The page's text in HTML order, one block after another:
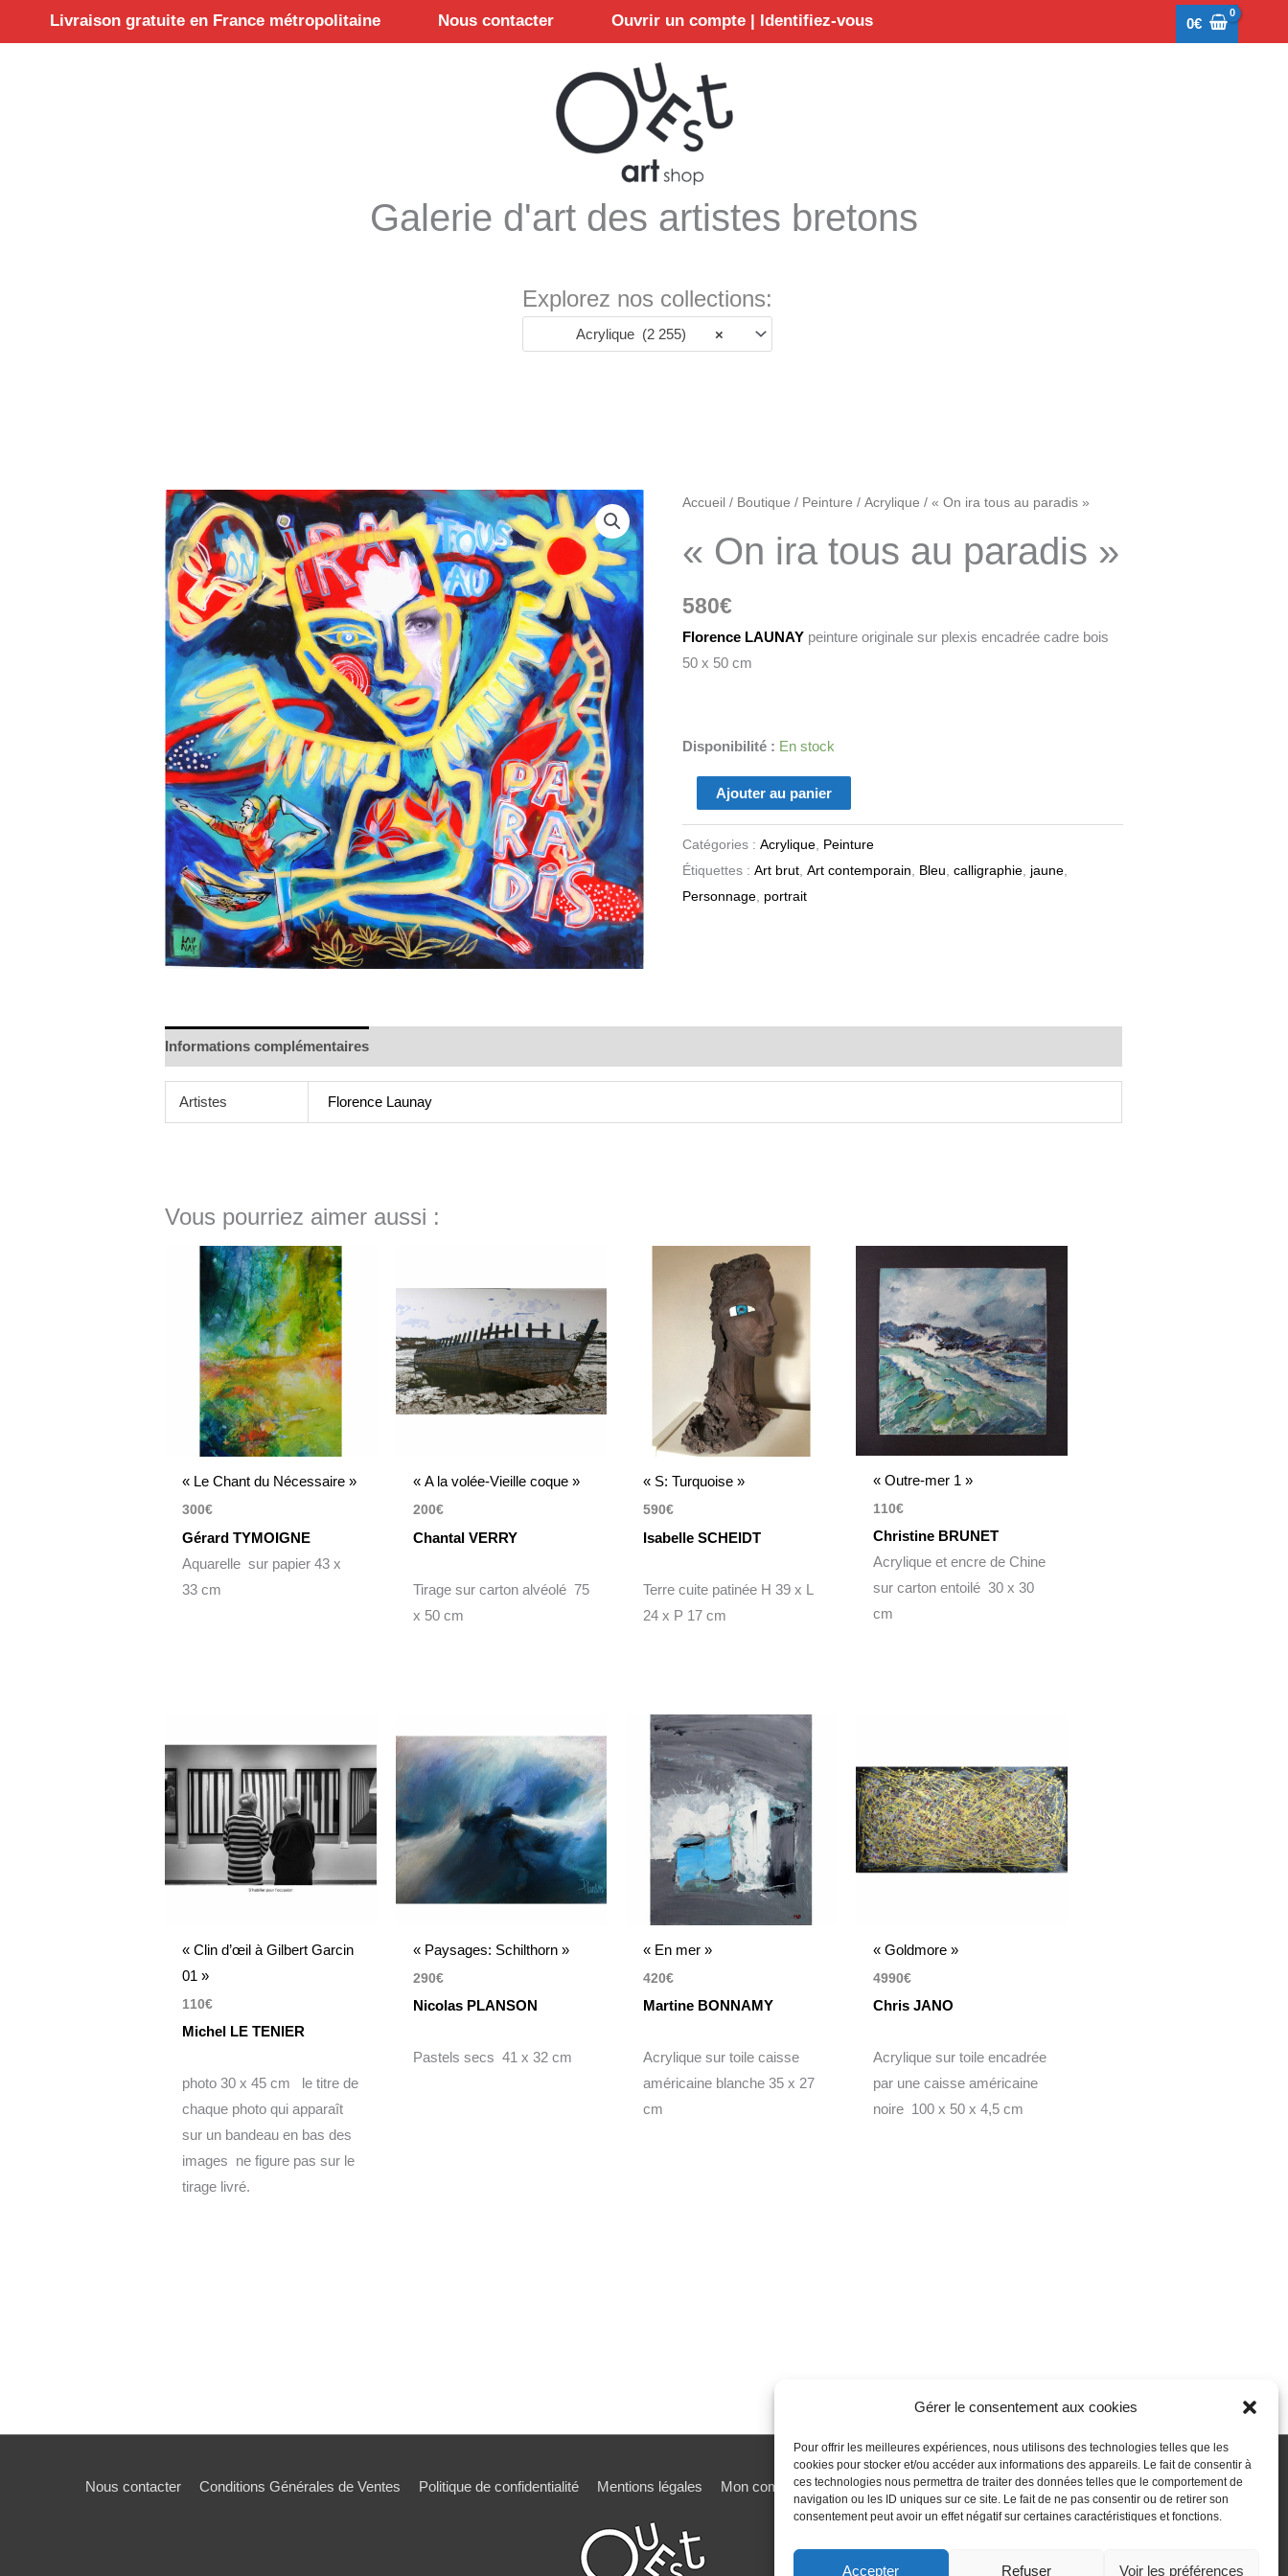
Gérer le consentement aux cookies
Pour offrir les meilleures expériences, nous utilisons des technologies telles que les
cookies pour stocker et/ou accéder aux informations des appareils. Le fait de consentir à
ces technologies nous permettra de traiter des données telles que le comportement de
navigation ou les ID uniques sur ce site. Le fait de ne pas consentir ou de retirer son
consentement peut avoir un effet négatif sur certaines caractéristiques et fonctions.
Accepter Refuser Voir les préférences
Livraison gratuite en France métropolitaine Nous contacter Ouvrir un compte | Identifiez-vous 0€
Galerie d'art des artistes bretons
Explorez nos collections:
×
Acrylique (2 255)
Accueil / Boutique / Peinture / Acrylique / « On ira tous au paradis »
« On ira tous au paradis »
580€
Florence LAUNAY peinture originale sur plexis encadrée cadre bois
50 x 50 cm
Disponibilité : En stock
quantité
"On
tous
au
paradis"
Ajouter au panier
Catégories : Acrylique, Peinture
Étiquettes : Art brut, Art contemporain, Bleu, calligraphie, jaune,
Personnage, portrait
Informations complémentaires
Artistes Florence Launay
Vous pourriez aimer aussi :
« Le Chant du Nécessaire »
300€
Gérard TYMOIGNE
Aquarelle sur papier 43 x
33 cm
« A la volée-Vieille coque »
200€
Chantal VERRY
Tirage sur carton alvéolé 75
x 50 cm
« S: Turquoise »
590€
Isabelle SCHEIDT
Terre cuite patinée H 39 x L
24 x P 17 cm
« Outre-mer 1 »
110€
Christine BRUNET
Acrylique et encre de Chine
sur carton entoilé 30 x 30
cm
« Clin d’œil à Gilbert Garcin
01 »
110€
Michel LE TENIER
photo 30 x 45 cm le titre de
chaque photo qui apparaît
sur un bandeau en bas des
images ne figure pas sur le
tirage livré.
« Paysages: Schilthorn »
290€
Nicolas PLANSON
Pastels secs 41 x 32 cm
« En mer »
420€
Martine BONNAMY
Acrylique sur toile caisse
américaine blanche 35 x 27
cm
« Goldmore »
4990€
Chris JANO
Acrylique sur toile encadrée
par une caisse américaine
noire 100 x 50 x 4,5 cm
Nous contacter Conditions Générales de Ventes Politique de confidentialité Mentions légales Mon compte Mot de passe perdu Newsletter Politique de cookies (UE)